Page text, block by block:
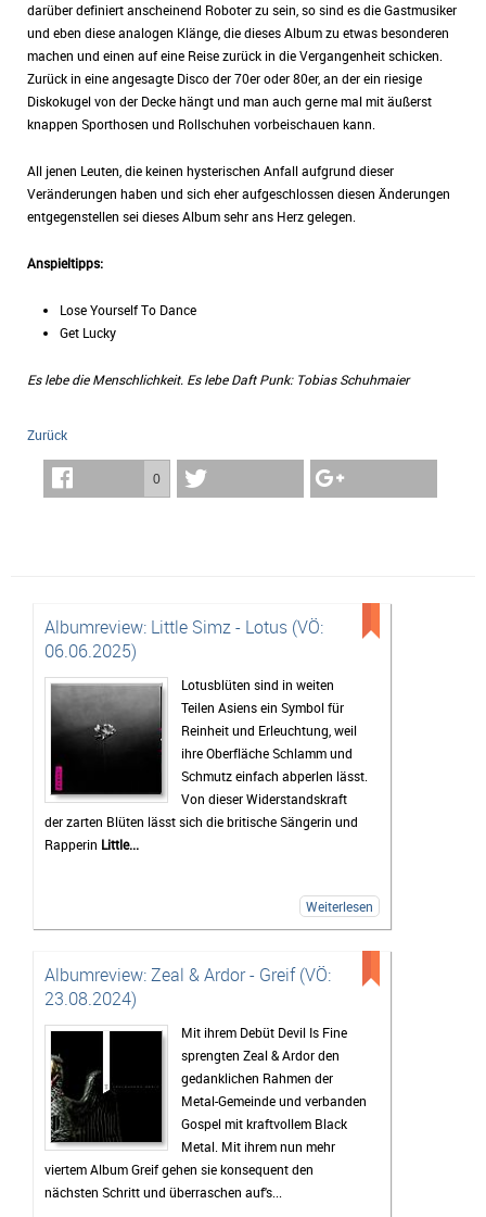
darüber definiert anscheinend Roboter zu sein, so sind es die Gastmusiker
und eben diese analogen Klänge, die dieses Album zu etwas besonderen
machen und einen auf eine Reise zurück in die Vergangenheit schicken.
Zurück in eine angesagte Disco der 70er oder 80er, an der ein riesige
Diskokugel von der Decke hängt und man auch gerne mal mit äußerst
knappen Sporthosen und Rollschuhen vorbeischauen kann.
All jenen Leuten, die keinen hysterischen Anfall aufgrund dieser
Veränderungen haben und sich eher aufgeschlossen diesen Änderungen
entgegenstellen sei dieses Album sehr ans Herz gelegen.
Anspieltipps:
Lose Yourself To Dance
Get Lucky
Es lebe die Menschlichkeit. Es lebe Daft Punk: Tobias Schuhmaier
Zurück
0
Albumreview: Little Simz - Lotus (VÖ:
06.06.2025)
Lotusblüten sind in weiten
Teilen Asiens ein Symbol für
Reinheit und Erleuchtung, weil
ihre Oberfläche Schlamm und
Schmutz einfach abperlen lässt.
Von dieser Widerstandskraft
der zarten Blüten lässt sich die britische Sängerin und
Rapperin Little...
Weiterlesen
Albumreview: Zeal & Ardor - Greif (VÖ:
23.08.2024)
Mit ihrem Debüt Devil Is Fine
sprengten Zeal & Ardor den
gedanklichen Rahmen der
Metal-Gemeinde und verbanden
Gospel mit kraftvollem Black
Metal. Mit ihrem nun mehr
viertem Album Greif gehen sie konsequent den
nächsten Schritt und überraschen auf's...